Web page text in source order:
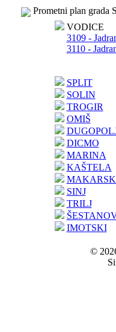
Prometni plan grada
VODICE
3109 -
3110 -
SPLIT
SOLIN
TROGIR
OMIŠ
DICMO
MARINA
KAŠTELA
SINJ
TRILJ
IMOTSKI
©